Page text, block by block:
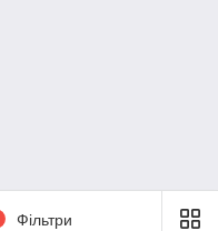
Фільтри